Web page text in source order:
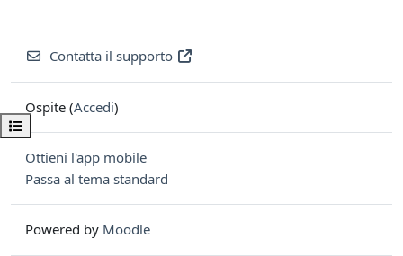
Apri indice del corso
Contatta il supporto
Ospite (Accedi)
Ottieni l'app mobile
Passa al tema standard
Powered by Moodle